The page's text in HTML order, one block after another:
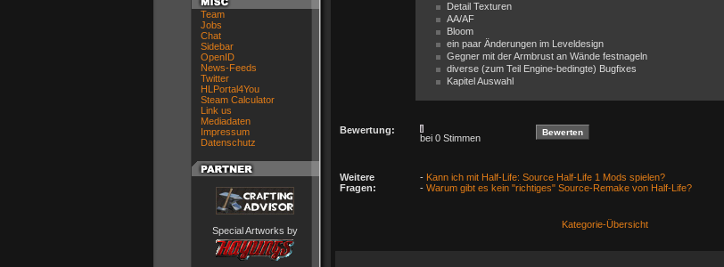
Team
Jobs
Chat
Sidebar
OpenID
News-Feeds
Twitter
HLPortal4You
Steam Calculator
Link us
Mediadaten
Impressum
Datenschutz
Special Artworks by
Detail Texturen
AA/AF
Bloom
ein paar Änderungen im Leveldesign
Gegner mit der Armbrust an Wände festnageln
diverse (zum Teil Engine-bedingte) Bugfixes
Kapitel Auswahl
Bewertung:
bei 0 Stimmen
Weitere
Fragen:
- Kann ich mit Half-Life: Source Half-Life 1 Mods spielen?
- Warum gibt es kein "richtiges" Source-Remake von Half-Life?
Kategorie-Übersicht